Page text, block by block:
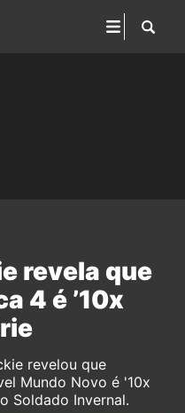
revela que
4 é ’10x
revelou que
Mundo Novo é '10x
Soldado Invernal.